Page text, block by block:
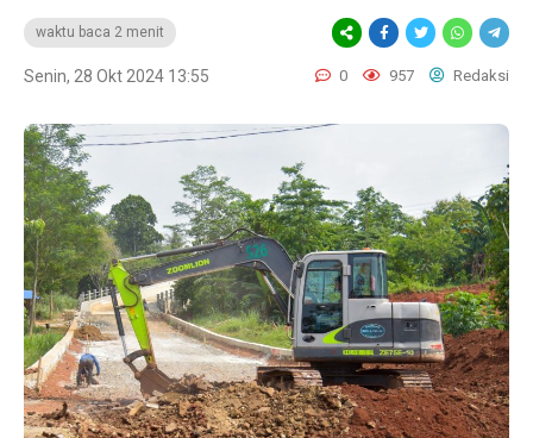
waktu baca 2 menit
Senin, 28 Okt 2024 13:55 0 957 Redaksi